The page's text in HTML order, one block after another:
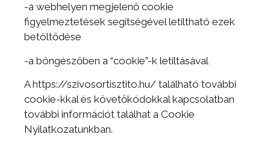
-a webhelyen megjelenő cookie
figyelmeztetések segítségével letiltható ezek
betöltődése
-a böngészőben a “cookie”-k letiltásával
A https://szivosortisztito.hu/ található további
cookie-kkal és követőkódokkal kapcsolatban
további információt találhat a Cookie
Nyilatkozatunkban.